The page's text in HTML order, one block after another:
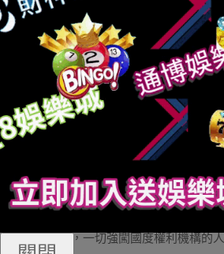
撐盧拉，支撐經由過程巴西人平易近
生的（當局）機構，咱們猛烈非難對
呼吁立刻規复平易近主常態。”
此外，當地時間1月8日，團結國秘書
體上發文，非難對巴西當局機構的沖
西人平易近的意愿和平易近主機構必
對于博索納羅支撐者強闖國度權利機
前報道，巴西總統盧拉8日猛烈非難當
博索納羅支撐者強闖巴西國會、聯邦
等國度權利機構的舉動。盧拉經由過
發聲明說，一切強闖國度權利機構的